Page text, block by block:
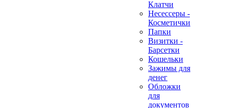
Клатчи
Несессеры -
Косметички
Папки
Визитки -
Барсетки
Кошельки
Зажимы для
денег
Обложки
для
документов